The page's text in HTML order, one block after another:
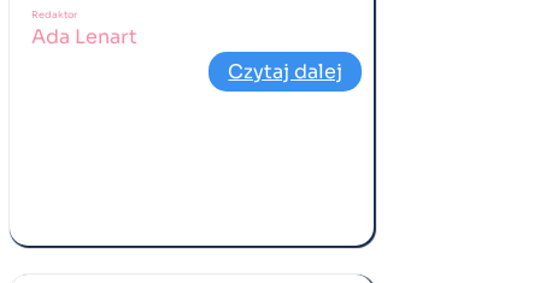
Redaktor
Ada Lenart
Czytaj dalej